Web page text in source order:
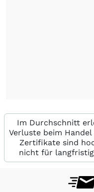
Im Durchschnitt
Verluste beim
Zertifikate sind
nicht für